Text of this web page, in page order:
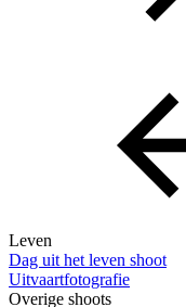
Leven
Dag uit het leven shoot
Uitvaartfotografie
Overige shoots